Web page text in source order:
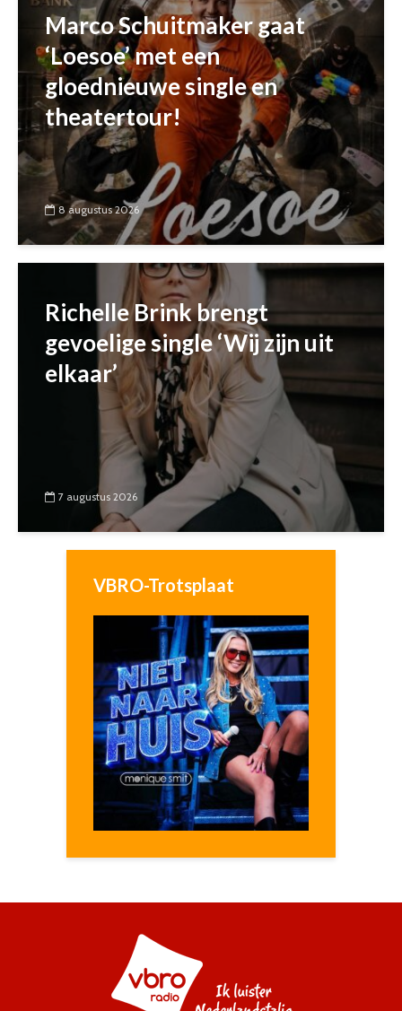
Marco Schuitmaker gaat
‘Loesoe’ met een
gloednieuwe single en
theatertour!
8 augustus 2026
Richelle Brink brengt
gevoelige single ‘Wij zijn uit
elkaar’
7 augustus 2026
VBRO-Trotsplaat